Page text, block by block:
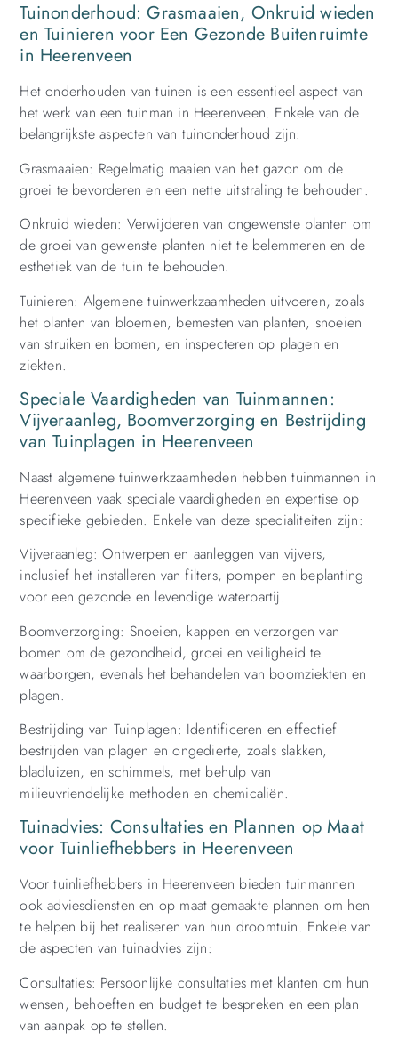
Tuinonderhoud: Grasmaaien, Onkruid wieden
en Tuinieren voor Een Gezonde Buitenruimte
in Heerenveen
Het onderhouden van tuinen is een essentieel aspect van
het werk van een tuinman in Heerenveen. Enkele van de
belangrijkste aspecten van tuinonderhoud zijn:
Grasmaaien: Regelmatig maaien van het gazon om de
groei te bevorderen en een nette uitstraling te behouden.
Onkruid wieden: Verwijderen van ongewenste planten om
de groei van gewenste planten niet te belemmeren en de
esthetiek van de tuin te behouden.
Tuinieren: Algemene tuinwerkzaamheden uitvoeren, zoals
het planten van bloemen, bemesten van planten, snoeien
van struiken en bomen, en inspecteren op plagen en
ziekten.
Speciale Vaardigheden van Tuinmannen:
Vijveraanleg, Boomverzorging en Bestrijding
van Tuinplagen in Heerenveen
Naast algemene tuinwerkzaamheden hebben tuinmannen in
Heerenveen vaak speciale vaardigheden en expertise op
specifieke gebieden. Enkele van deze specialiteiten zijn:
Vijveraanleg: Ontwerpen en aanleggen van vijvers,
inclusief het installeren van filters, pompen en beplanting
voor een gezonde en levendige waterpartij.
Boomverzorging: Snoeien, kappen en verzorgen van
bomen om de gezondheid, groei en veiligheid te
waarborgen, evenals het behandelen van boomziekten en
plagen.
Bestrijding van Tuinplagen: Identificeren en effectief
bestrijden van plagen en ongedierte, zoals slakken,
bladluizen, en schimmels, met behulp van
milieuvriendelijke methoden en chemicaliën.
Tuinadvies: Consultaties en Plannen op Maat
voor Tuinliefhebbers in Heerenveen
Voor tuinliefhebbers in Heerenveen bieden tuinmannen
ook adviesdiensten en op maat gemaakte plannen om hen
te helpen bij het realiseren van hun droomtuin. Enkele van
de aspecten van tuinadvies zijn:
Consultaties: Persoonlijke consultaties met klanten om hun
wensen, behoeften en budget te bespreken en een plan
van aanpak op te stellen.